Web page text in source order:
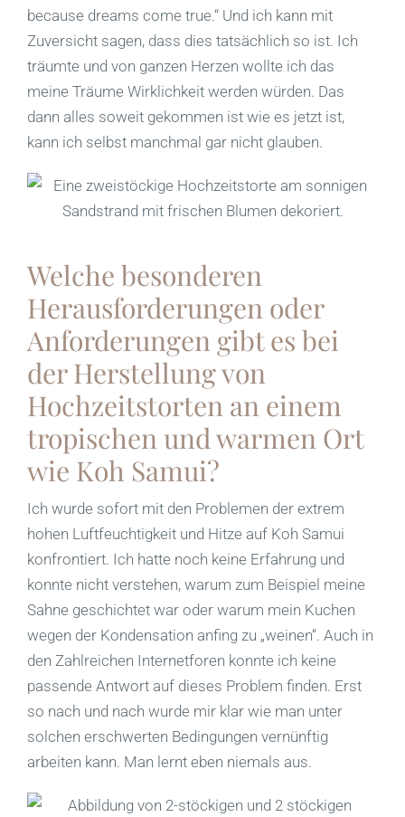
because dreams come true.“ Und ich kann mit
Zuversicht sagen, dass dies tatsächlich so ist. Ich
träumte und von ganzen Herzen wollte ich das
meine Träume Wirklichkeit werden würden. Das
dann alles soweit gekommen ist wie es jetzt ist,
kann ich selbst manchmal gar nicht glauben.
Welche besonderen
Herausforderungen oder
Anforderungen gibt es bei
der Herstellung von
Hochzeitstorten an einem
tropischen und warmen Ort
wie Koh Samui?
Ich wurde sofort mit den Problemen der extrem
hohen Luftfeuchtigkeit und Hitze auf Koh Samui
konfrontiert. Ich hatte noch keine Erfahrung und
konnte nicht verstehen, warum zum Beispiel meine
Sahne geschichtet war oder warum mein Kuchen
wegen der Kondensation anfing zu „weinen“. Auch in
den Zahlreichen Internetforen konnte ich keine
passende Antwort auf dieses Problem finden. Erst
so nach und nach wurde mir klar wie man unter
solchen erschwerten Bedingungen vernünftig
arbeiten kann. Man lernt eben niemals aus.